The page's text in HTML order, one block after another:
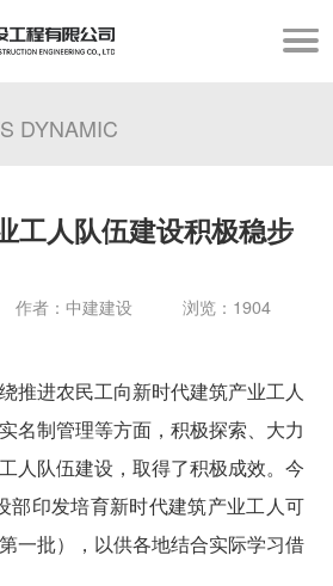
DYNAMIC
工人队伍建设积极稳步
者：中建建设 浏览：1904
推进农民工向新时代建筑产业工人
名制管理等方面，积极探索、大力
人队伍建设，取得了积极成效。今
部印发培育新时代建筑产业工人可
一批），以供各地结合实际学习借